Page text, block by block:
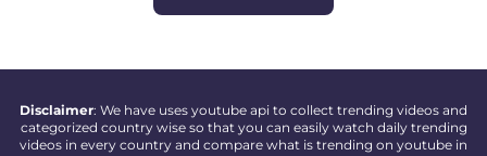
Disclaimer: We have uses youtube api to collect trending videos and
categorized country wise so that you can easily watch daily trending
videos in every country and compare what is trending on youtube in